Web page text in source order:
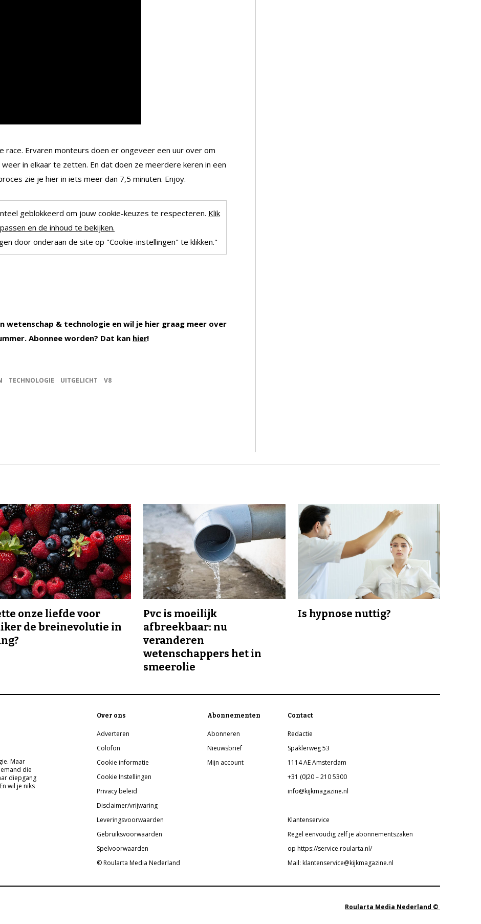
race. Ervaren monteurs doen er ongeveer een uur over om
in elkaar te zetten. En dat doen ze meerdere keren in een
zie je hier in iets meer dan 7,5 minuten. Enjoy.
geblokkeerd om jouw cookie-keuzes te respecteren. Klik
en de inhoud te bekijken.
door onderaan de site op "Cookie-instellingen" te klikken."
wetenschap & technologie en wil je hier graag meer over
Abonnee worden? Dat kan hier!
TECHNOLOGIE UITGELICHT V8
onze liefde voor
de breinevolutie in
Pvc is moeilijk
afbreekbaar: nu
veranderen
wetenschappers het in
smeerolie
Is hypnose nuttig?
Maar
die
diepgang
wil je niks
Over ons
Adverteren
Colofon
Cookie informatie
Cookie Instellingen
Privacy beleid
Disclaimer/vrijwaring
Leveringsvoorwaarden
Gebruiksvoorwaarden
Spelvoorwaarden
© Roularta Media Nederland
Abonnementen
Abonneren
Nieuwsbrief
Mijn account
Contact
Redactie
Spaklerweg 53
1114 AE Amsterdam
+31 (0)20 – 210 5300
info@kijkmagazine.nl
Klantenservice
Regel eenvoudig zelf je abonnementszaken
op https://service.roularta.nl/
Mail: klantenservice@kijkmagazine.nl
Roularta Media Nederland ©